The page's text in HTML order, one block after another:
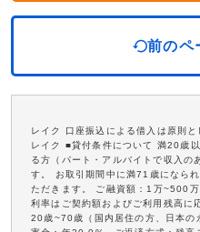
前のペ
レイク 口座振込による借入は原則
レイク ■貸付条件について 満20歳
る方（パート・アルバイトで収入の
す。 お取引期間中に満71歳になら
ただきます。 ご融資額：1万~500
利率はご契約額およびご利用残高に
20歳~70歳（国内居住の方、日本の